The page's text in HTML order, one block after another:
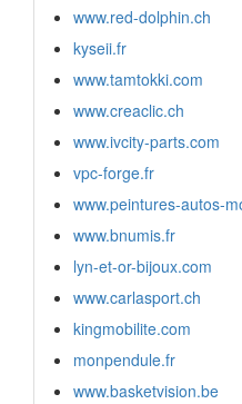
www.red-dolphin.ch
kyseii.fr
www.tamtokki.com
www.creaclic.ch
www.ivcity-parts.com
vpc-forge.fr
www.peintures-autos-
www.bnumis.fr
lyn-et-or-bijoux.com
www.carlasport.ch
kingmobilite.com
monpendule.fr
www.basketvision.be